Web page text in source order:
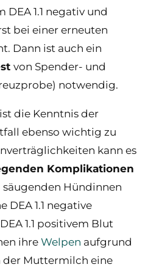
DEA 1.1 negativ und
bei einer erneuten
Dann ist auch ein
von Spender- und
notwendig.
die Kenntnis der
ebenso wichtig zu
kann es
Komplikationen
Hündinnen
DEA 1.1 negative
1.1 positivem Blut
ihre Welpen aufgrund
Muttermilch eine